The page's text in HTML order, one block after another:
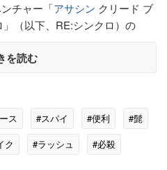
チャー「アサシン クリード ブ
（以下、RE:シンクロ）の
を読む
ス #スパイ #便利
#髭
ク #ラッシュ
#必殺